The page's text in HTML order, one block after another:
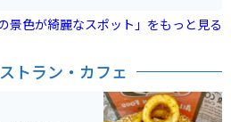
も一望できます。また、ダイビングやシュノー
の人気スポットでもあり、夕方にはキレイな夕
の景色が綺麗なスポット」をもっと見る
トラン・カフェ